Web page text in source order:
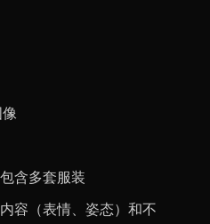
含多套服装
容（表情、姿态）和不